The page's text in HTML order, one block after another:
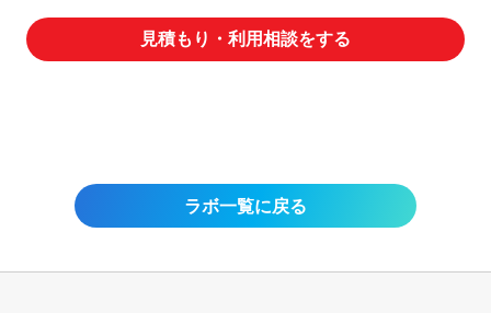
見積もり・利用相談をする
ラボ一覧に戻る